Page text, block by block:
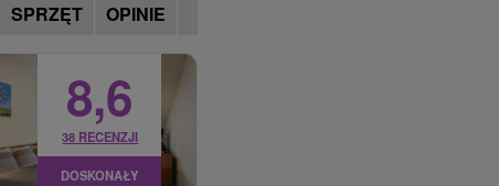
SPRZĘT OPINIE
8,6
38 RECENZJI
DOSKONAŁY